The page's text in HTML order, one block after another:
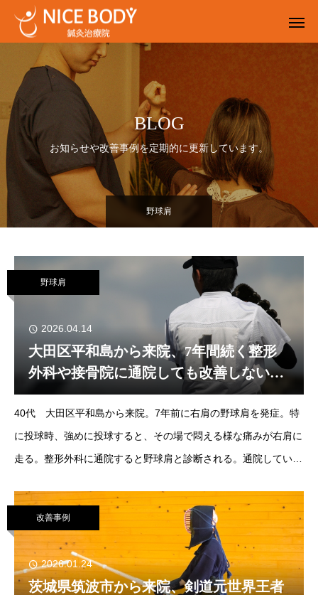
BLOG
お知らせや改善事例を定期的に更新しています。
野球肩
野球肩
2026.04.14
大田区平和島から来院、7年間続く整形
外科や接骨院に通院しても改善しない野
球肩。
40代 大田区平和島から来院。7年前に右肩の野球肩を発症。特
に投球時、強めに投球すると、その場で悶える様な痛みが右肩に
走る。整形外科に通院すると野球肩と診断される。通院している
が痛みが全く改
改善事例
2026.01.24
茨城県筑波市から来院、剣道元世界王者